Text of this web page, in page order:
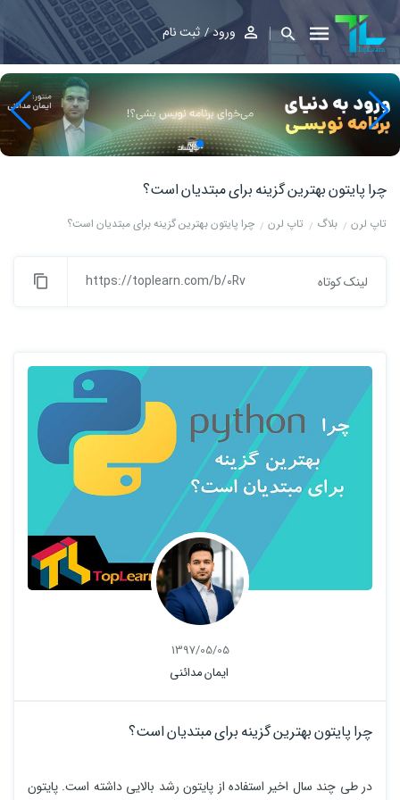
ورود ثبت نام
چرا پایتون بهترین گزینه برای مبتدیان است؟
تاپ لرن بلاگ تاپ لرن چرا پایتون بهترین گزینه برای مبتدیان است؟
لینک کوتاه https://toplearn.com/b/0Rv
1397/05/05
ایمان مدائنی
چرا پایتون بهترین گزینه برای مبتدیان است؟
در طی چند سال اخیر استفاده از پایتون رشد بالایی داشته است. پایتون